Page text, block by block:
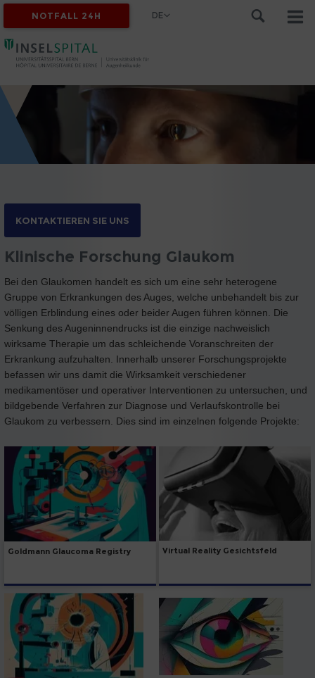
NOTFALL 24H DE
KONTAKTIEREN SIE UNS
Klinische Forschung Glaukom
Bei den Glaukomen handelt es sich um eine sehr heterogene
Gruppe von Erkrankungen des Auges, welche unbehandelt bis zur
völligen Erblindung eines oder beider Augen führen können. Die
Senkung des Augeninnendrucks ist die einzige nachweislich
wirksame Therapie um das schleichende Voranschreiten der
Erkrankung aufzuhalten. Innerhalb unserer Forschungsprojekte
befassen wir uns damit die Wirksamkeit verschiedener
medikamentöser und operativer Interventionen zu untersuchen, und
bildgebende Verfahren zur Diagnose und Verlaufskontrolle bei
Glaukom zu verbessern. Dies sind im einzelnen folgende Projekte:
Goldmann Glaucoma Registry Virtual Reality Gesichtsfeld